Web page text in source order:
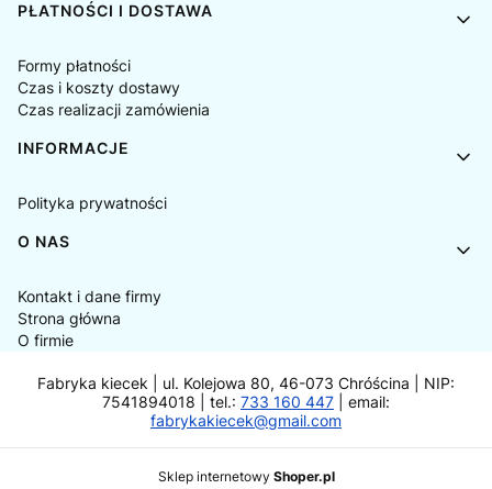
PŁATNOŚCI I DOSTAWA
Formy płatności
Czas i koszty dostawy
Czas realizacji zamówienia
INFORMACJE
Polityka prywatności
O NAS
Kontakt i dane firmy
Strona główna
O firmie
Fabryka kiecek | ul. Kolejowa 80, 46-073 Chróścina | NIP:
7541894018 | tel.: 733 160 447 | email:
fabrykakiecek@gmail.com
Sklep internetowy Shoper.pl